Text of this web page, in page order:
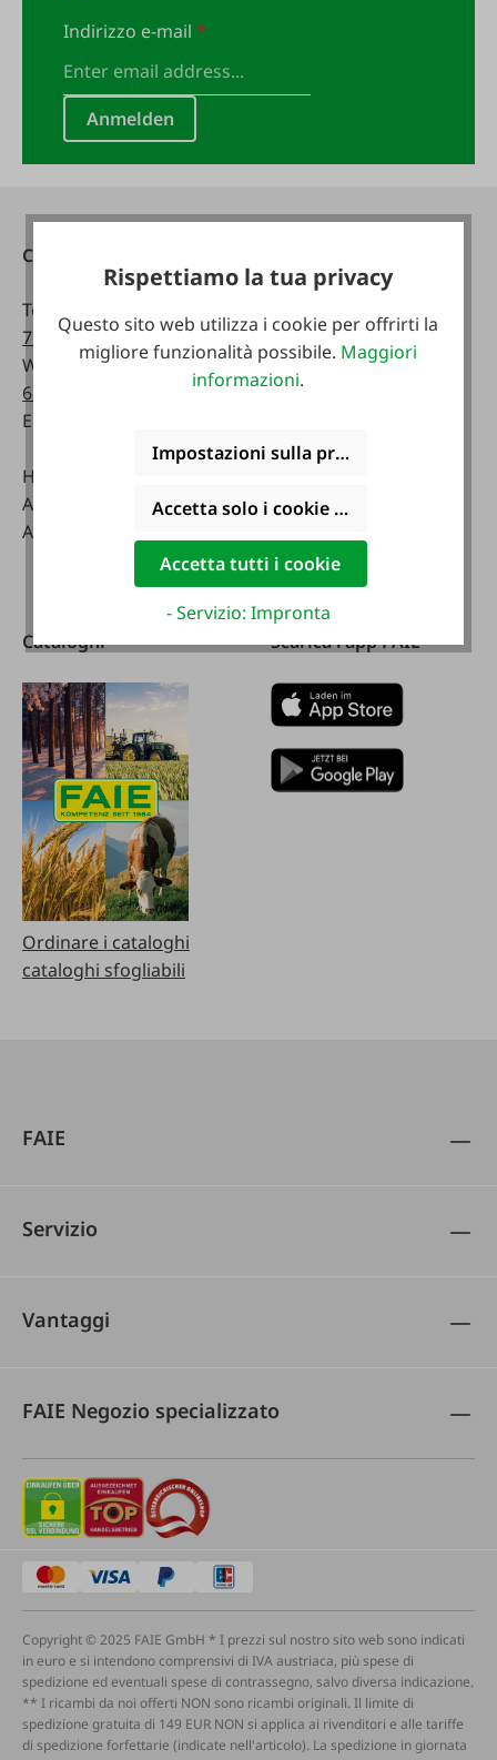
Indirizzo e-mail*
Anmelden
Contatti
Telefono:
716-0
WhatsApp:0043 677
63514619
Email:
Handelsstraße 9
A-4844 Regau
Austria
telefonicamente:
Lunedì - venerdì:
07:30 - 17.00
Sabato:
Lunedì - venerdì:
Sabato:
08:00 - 12:00
Cataloghi
Ordinare i cataloghi
cataloghi sfogliabili
Scarica l'app FAIE
FAIE
Servizio
Vantaggi
FAIE Negozio specializzato
Copyright © 2025 FAIE GmbH * I prezzi sul nostro sito web sono indicati
in euro e si intendono comprensivi di IVA austriaca, più spese di
spedizione ed eventuali spese di contrassegno, salvo diversa indicazione.
** I ricambi da noi offerti NON sono ricambi originali. Il limite di
spedizione gratuita di 149 EUR NON si applica ai rivenditori e alle tariffe
di spedizione forfettarie (indicate nell'articolo). La spedizione in giornata
Rispettiamo la tua privacy
Questo sito web utilizza i cookie per offrirti la
migliore funzionalità possibile. Maggiori
informazioni.
Impostazioni sulla privacy
Accetta solo i cookie funzionali
Accetta tutti i cookie
- Servizio: Impronta